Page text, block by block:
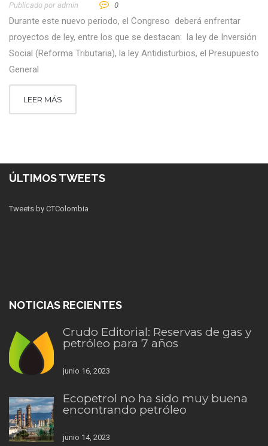
Publicado por Admin 0
Durante este nuevo periodo, el Congreso deberá enfrentar
proyectos de ley, entre los que se destacan: la ley de Inversión
Social (Reforma Tributaria), la ley Antidisturbios, el Presupuesto
General
LEER MÁS
ÚLTIMOS TWEETS
Tweets by CTColombia
NOTICIAS RECIENTES
Crudo Editorial: Reservas de gas y
petróleo para 7 años
junio 16, 2023
Ecopetrol no ha sido muy buena
encontrando petróleo
junio 14, 2023